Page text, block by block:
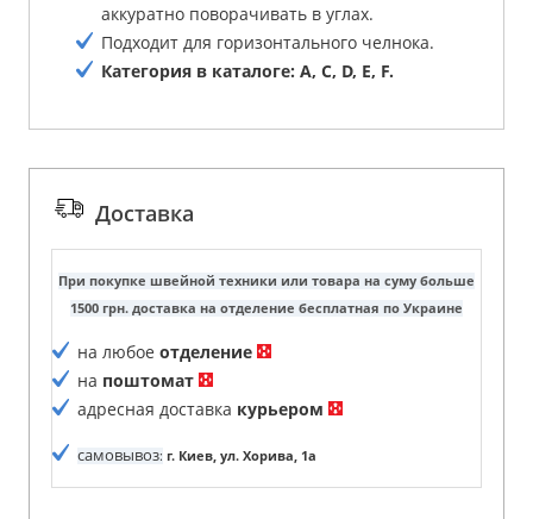
аккуратно поворачивать в углах.
Подходит для горизонтального челнока.
Категория в каталоге: A, C, D, E, F.
Доставка
При покупке швейной техники или товара на суму больше
1500 грн. доставка на отделение бесплатная по Украине
на любое отделение
на поштомат
адресная доставка курьером
самовывоз: г. Киев, ул. Хорива, 1а